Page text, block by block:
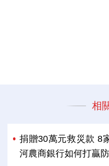
相
捐贈30萬元救災款 8
河農商銀行如何打贏